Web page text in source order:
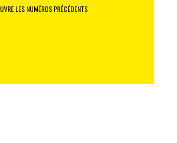
LES NUMÉROS PRÉCÉDENTS